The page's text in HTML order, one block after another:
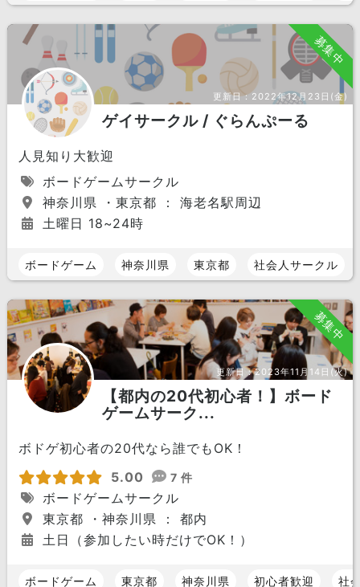
募集中
更新日： 2022年12月23日(金)
ゲイサークル / ぐらんぷーる
人見知り大歓迎
ボードゲームサークル
神奈川県 ・東京都 ： 海老名駅周辺
土曜日 18~24時
ボードゲーム 神奈川県 東京都 社会人サークル
募集中
更新日：2023年11月14日(火)
【都内の20代初心者！】ボード
ゲームサーク...
ボドゲ初心者の20代なら誰でもOK！
5.00
7 件
ボードゲームサークル
東京都 ・神奈川県 ： 都内
土日（参加したい時だけでOK！）
ボードゲーム 東京都 神奈川県 初心者歓迎 社